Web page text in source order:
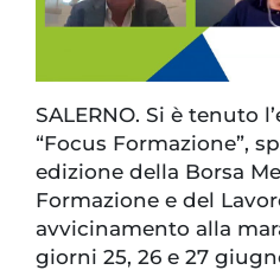
SALERNO. Si è tenuto
“Focus Formazione”,
edizione della Borsa
Formazione e del
avvicinamento alla
giorni 25, 26 e 27